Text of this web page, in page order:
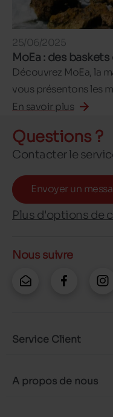
25/06/2025
MoEa : des
Découvrez MoEa, la
vous présentons les
En savoir plus
Questions ?
Contacter le
Envoyer un
Plus d'options de
Nous suivre
Service Client
A propos de nous